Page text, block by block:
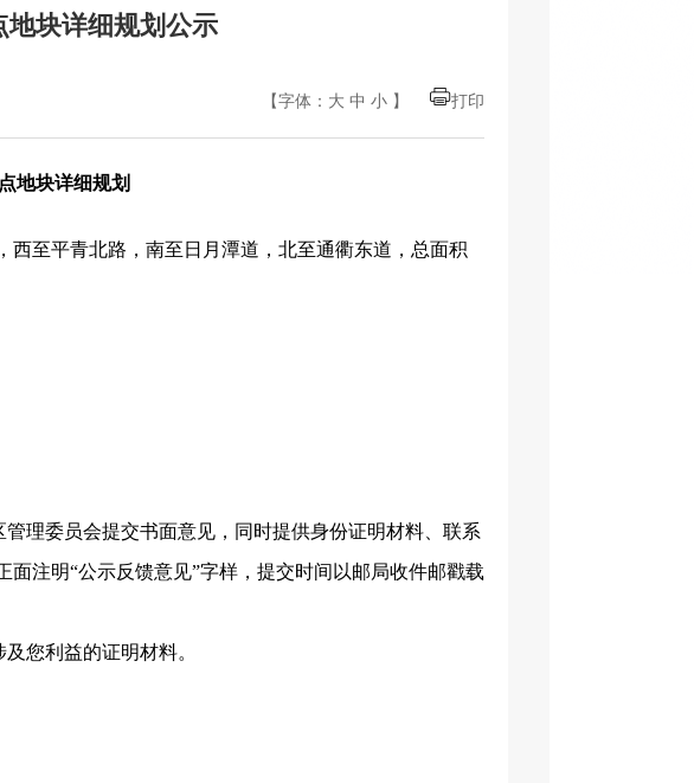
地块详细规划公示
【字体： 大 中 小 】 打印
地块详细规划
西至平青北路，南至日月潭道，北至通衢东道，总面积
管理委员会提交书面意见，同时提供身份证明材料、联系
面注明“公示反馈意见”字样，提交时间以邮局收件邮戳载
您利益的证明材料。